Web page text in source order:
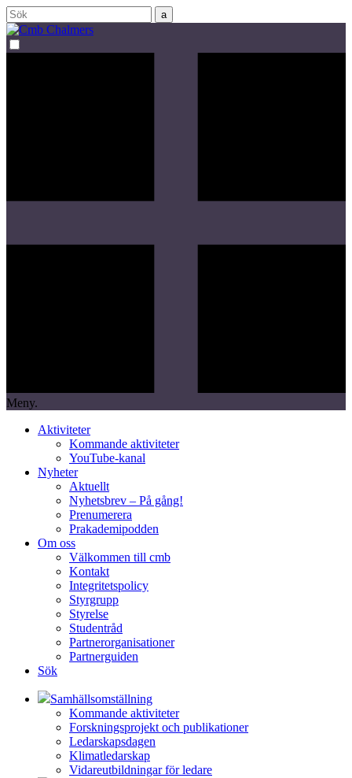
Sök
efter:
Meny.
Aktiviteter
Kommande aktiviteter
YouTube-kanal
Nyheter
Aktuellt
Nyhetsbrev – På gång!
Prenumerera
Prakademipodden
Om oss
Välkommen till cmb
Kontakt
Integritetspolicy
Styrgrupp
Styrelse
Studentråd
Partnerorganisationer
Partnerguiden
Sök
Samhällsomställning
Kommande aktiviteter
Forskningsprojekt och publikationer
Ledarskapsdagen
Klimatledarskap
Vidareutbildningar för ledare